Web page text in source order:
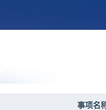
事项名